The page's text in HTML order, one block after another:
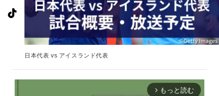
日本代表 vs アイスランド代表
arrow_forward_ios もっと読む